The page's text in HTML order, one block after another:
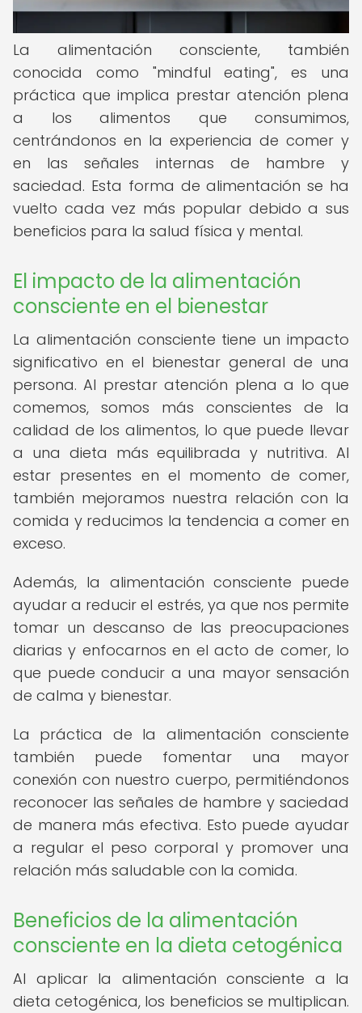
La alimentación consciente, también
conocida como "mindful eating", es una
práctica que implica prestar atención plena
a los alimentos que consumimos,
centrándonos en la experiencia de comer y
en las señales internas de hambre y
saciedad. Esta forma de alimentación se ha
vuelto cada vez más popular debido a sus
beneficios para la salud física y mental.
El impacto de la alimentación
consciente en el bienestar
La alimentación consciente tiene un impacto
significativo en el bienestar general de una
persona. Al prestar atención plena a lo que
comemos, somos más conscientes de la
calidad de los alimentos, lo que puede llevar
a una dieta más equilibrada y nutritiva. Al
estar presentes en el momento de comer,
también mejoramos nuestra relación con la
comida y reducimos la tendencia a comer en
exceso.
Además, la alimentación consciente puede
ayudar a reducir el estrés, ya que nos permite
tomar un descanso de las preocupaciones
diarias y enfocarnos en el acto de comer, lo
que puede conducir a una mayor sensación
de calma y bienestar.
La práctica de la alimentación consciente
también puede fomentar una mayor
conexión con nuestro cuerpo, permitiéndonos
reconocer las señales de hambre y saciedad
de manera más efectiva. Esto puede ayudar
a regular el peso corporal y promover una
relación más saludable con la comida.
Beneficios de la alimentación
consciente en la dieta cetogénica
Al aplicar la alimentación consciente a la
dieta cetogénica, los beneficios se multiplican.